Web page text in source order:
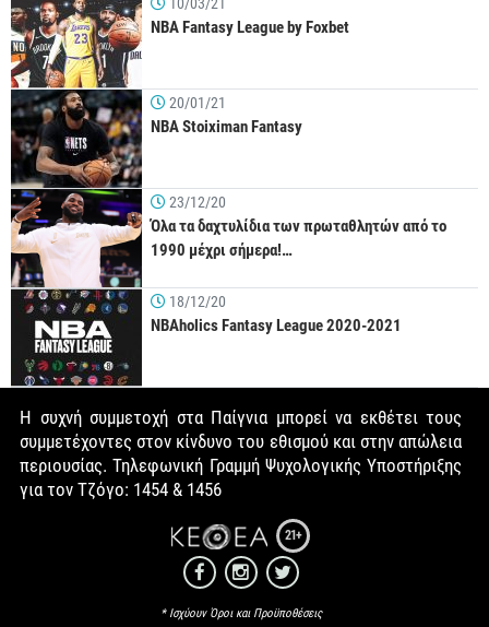
NBA Fantasy League by Foxbet
20/01/21
NBA Stoiximan Fantasy
23/12/20
Όλα τα δαχτυλίδια των πρωταθλητών από το
1990 μέχρι σήμερα!…
18/12/20
NBAholics Fantasy League 2020-2021
Η συχνή συμμετοχή στα Παίγνια μπορεί να εκθέτει τους
συμμετέχοντες στον κίνδυνο του εθισμού και στην απώλεια
περιουσίας. Τηλεφωνική Γραμμή Ψυχολογικής Υποστήριξης
για τον Τζόγο: 1454 & 1456
21+
* Ισχύουν Όροι και Προϋποθέσεις